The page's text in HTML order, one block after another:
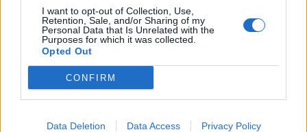
I want to opt-out of Collection, Use,
Retention, Sale, and/or Sharing of my
Personal Data that Is Unrelated with the
Purposes for which it was collected.
Opted Out
CONFIRM
Data Deletion Data Access Privacy Policy
1884 Εντουάρ Νταλαντιέ, Γάλλος πολιτικός
1901 Μεγάλη Δούκισσα Αναστασία της
Ρωσίας
1903 Ραϊμόν Ραντιγκέ, Γάλλος συγγραφέας